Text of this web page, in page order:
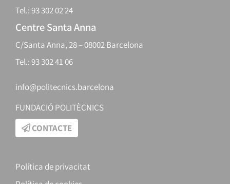
Tel.: 93 302 02 24
Centre Santa Anna
C/Santa Anna, 28 – 08002 Barcelona
Tel.: 93 302 41 06
info@politecnics.barcelona
FUNDACIÓ POLITÈCNICS
CONTACTE
Política de privacitat